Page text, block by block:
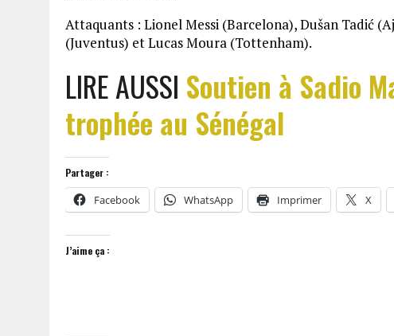
Attaquants : Lionel Messi (Barcelona), Dušan Tadić
(Juventus) et Lucas Moura (Tottenham).
LIRE AUSSI Soutien à Sadio
trophée au Sénégal
Partager :
Facebook WhatsApp Imprimer X
J’aime ça :